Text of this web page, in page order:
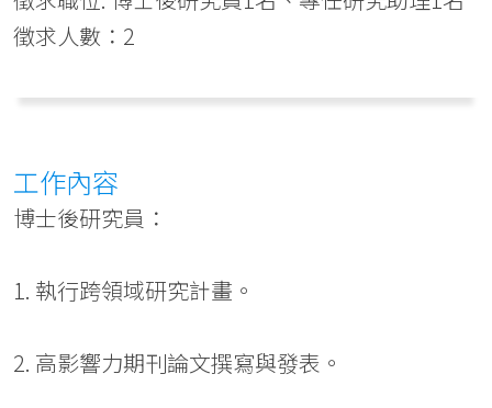
徵求人數：2
工作內容
博士後研究員：
1. 執行跨領域研究計畫。
2. 高影響力期刊論文撰寫與發表。